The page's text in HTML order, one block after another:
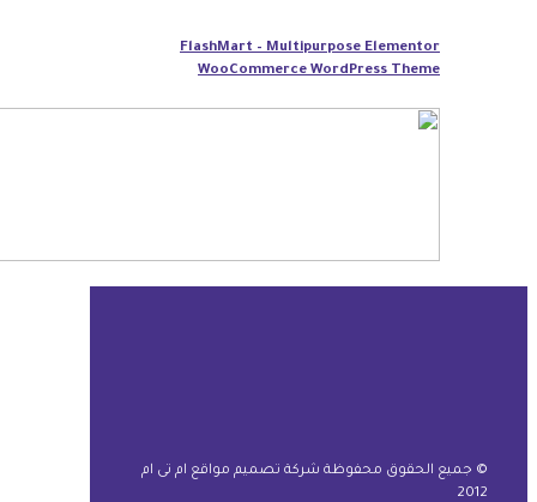
FlashMart – Multipurpose Elementor
WooCommerce WordPress Theme
© جميع الحقوق محفوظة شركة تصميم مواقع ام تى ام
2012